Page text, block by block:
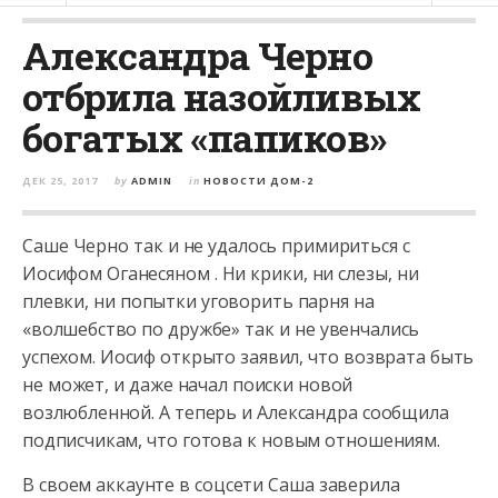
Александра Черно
отбрила назойливых
богатых «папиков»
ДЕК 25, 2017 by ADMIN in НОВОСТИ ДОМ-2
Саше Черно так и не удалось примириться с
Иосифом Оганесяном . Ни крики, ни слезы, ни
плевки, ни попытки уговорить парня на
«волшебство по дружбе» так и не увенчались
успехом. Иосиф открыто заявил, что возврата быть
не может, и даже начал поиски новой
возлюбленной. А теперь и Александра сообщила
подписчикам, что готова к новым отношениям.
В своем аккаунте в соцсети Саша заверила